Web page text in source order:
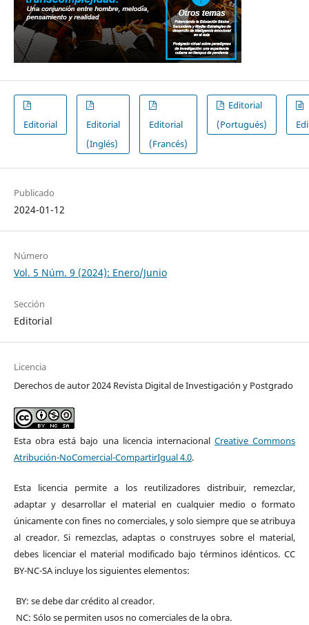
Editorial
Editorial
(Inglés)
Editorial
(Francés)
Editorial
(Portugués)
Publicado
2024-01-12
Número
Vol. 5 Núm. 9 (2024): Enero/Junio
Sección
Editorial
Licencia
Derechos de autor 2024 Revista Digital de Investigación y Postgrado
Esta obra está bajo una licencia internacional Creative Commons
Atribución-NoComercial-CompartirIgual 4.0.
Esta licencia permite a los reutilizadores distribuir, remezclar,
adaptar y desarrollar el material en cualquier medio o formato
únicamente con fines no comerciales, y solo siempre que se atribuya
al creador. Si remezclas, adaptas o construyes sobre el material,
debes licenciar el material modificado bajo términos idénticos. CC
BY-NC-SA incluye los siguientes elementos:
BY: se debe dar crédito al creador.
NC: Sólo se permiten usos no comerciales de la obra.